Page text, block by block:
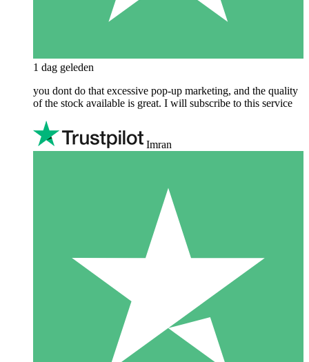
1 dag geleden
you dont do that excessive pop-up marketing, and the quality
of the stock available is great. I will subscribe to this service
Imran